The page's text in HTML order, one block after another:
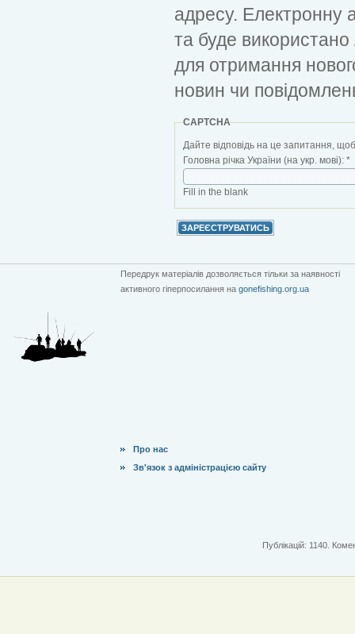
адресу. Електронну
та буде
для отримання
новин чи
CAPTCHA
Дайте відповідь на це запитання,
Головна річка України (на укр. мові): *
Fill in the blank
Передрук матеріалів дозволяється тільки за наявності
активного гіперпосилання на gonefishing.org.ua
Про нас
Зв'язок з адміністрацією сайту
Публікацій: 1140.